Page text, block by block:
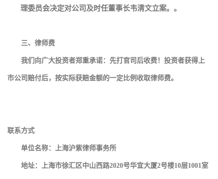
理委员会决定对公司及时任董事长韦清文立案。。
三、律师费
我们向广大投资者郑重承诺：先打官司后收费！投资者获得上
市公司赔付后，按实际获赔金额的一定比例收取律师费。
联系方式
单位名称：上海沪紫律师事务所
地址：上海市徐汇区中山西路2020号华宜大厦2号楼10层1001室